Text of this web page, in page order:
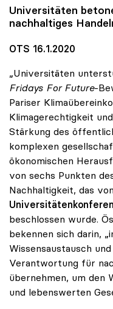
Universitäten
nachhaltiges
OTS 16.1.2020
„Universitäten
Fridays For Future-
Pariser
Klimagerechtigkeit
Stärkung des
komplexen
ökonomischen
von sechs Punkten
Nachhaltigkeit, das
beschlossen wurde.
bekennen sich darin,
Wissensaustausch
Verantwortung für
übernehmen, um den
und lebenswerten